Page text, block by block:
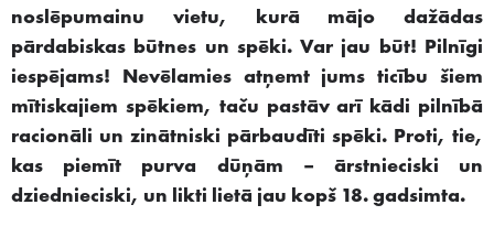
noslēpumainu vietu, kurā mājo dažādas
pārdabiskas būtnes un spēki. Var jau būt! Pilnīgi
iespējams! Nevēlamies atņemt jums ticību šiem
mītiskajiem spēkiem, taču pastāv arī kādi pilnībā
racionāli un zinātniski pārbaudīti spēki. Proti, tie,
kas piemīt purva dūņām – ārstnieciski un
dziednieciski, un likti lietā jau kopš 18. gadsimta.